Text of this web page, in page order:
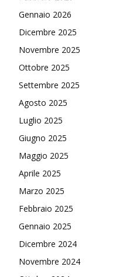
Gennaio 2026
Dicembre 2025
Novembre 2025
Ottobre 2025
Settembre 2025
Agosto 2025
Luglio 2025
Giugno 2025
Maggio 2025
Aprile 2025
Marzo 2025
Febbraio 2025
Gennaio 2025
Dicembre 2024
Novembre 2024